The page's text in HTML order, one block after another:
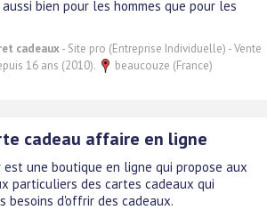
bien pour les hommes que pour les
cadeaux- Site pro (Entreprise Individuelle) - Vente
16 ans (2010).
beaucouze (France)
cadeau affaire en ligne
une boutique en ligne qui propose aux
particuliers des cartes cadeaux qui
besoins d'offrir des cadeaux.